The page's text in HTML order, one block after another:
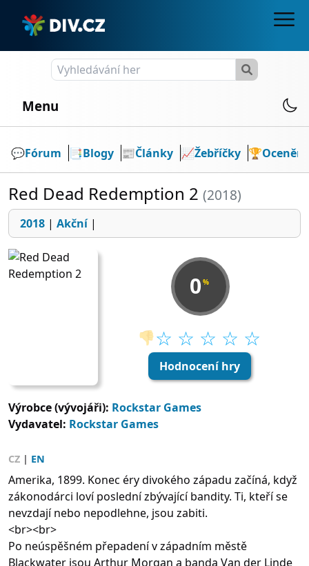
Menu
💬️Fórum 📑Blogy 📰Články 📈Žebříčky 🏆Ocenění
Red Dead Redemption 2 (2018)
2018 | Akční|
0 %
👎☆ ☆ ☆ ☆ ☆
Hodnocení hry
Výrobce (vývojáři): Rockstar Games
Vydavatel: Rockstar Games
CZ | EN
Amerika, 1899. Konec éry divokého západu začíná, když
zákonodárci loví poslední zbývající bandity. Ti, kteří se
nevzdají nebo nepodlehne, jsou zabiti.
<br><br>
Po neúspěšném přepadení v západním městě
Blackwater jsou Arthur Morgan a banda Van der Linde